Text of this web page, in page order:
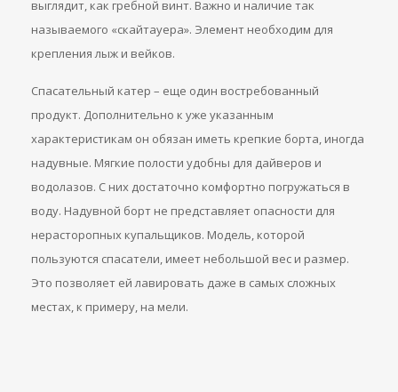
выглядит, как гребной винт. Важно и наличие так
называемого «скайтауера». Элемент необходим для
крепления лыж и вейков.
Спасательный катер – еще один востребованный
продукт. Дополнительно к уже указанным
характеристикам он обязан иметь крепкие борта, иногда
надувные. Мягкие полости удобны для дайверов и
водолазов. С них достаточно комфортно погружаться в
воду. Надувной борт не представляет опасности для
нерасторопных купальщиков. Модель, которой
пользуются спасатели, имеет небольшой вес и размер.
Это позволяет ей лавировать даже в самых сложных
местах, к примеру, на мели.